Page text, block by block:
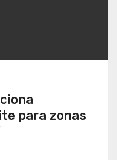
para zonas